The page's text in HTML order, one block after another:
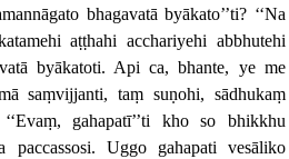
bhagavatā byākato’’ti? ‘‘Na
aṭṭhahi acchariyehi abbhutehi
byākatoti. Api ca, bhante, ye me
saṃvijjanti, taṃ suṇohi, sādhukaṃ
gahapatī’’ti kho so bhikkhu
paccassosi. Uggo gahapati vesāliko